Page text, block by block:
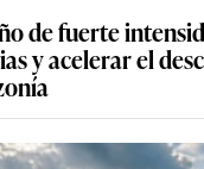
de fuerte
y acelerar el